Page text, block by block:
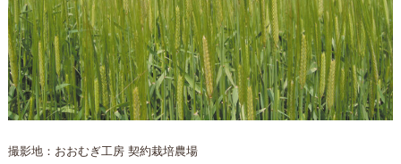
撮影地：おおむぎ工房 契約栽培農場